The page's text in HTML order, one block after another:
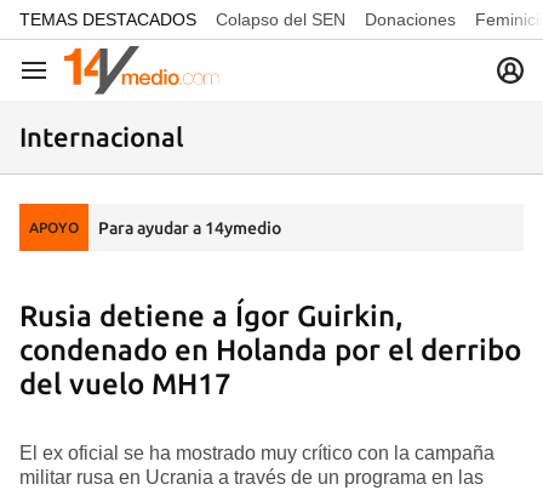
common.go-to-content
TEMAS DESTACADOS Colapso del SEN Donaciones
Navegación
Internacional
APOYO Para ayudar a 14ymedio
Rusia detiene a Ígor Guirkin,
condenado en Holanda por el derribo
del vuelo MH17
El ex oficial se ha mostrado muy crítico con la campaña
militar rusa en Ucrania a través de un programa en las